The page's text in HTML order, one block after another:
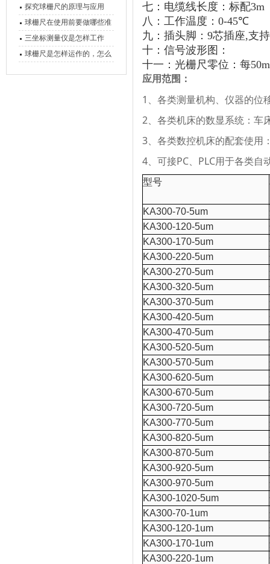
心能力
探究球栅尺的原理与应用
球栅尺在使用前要做哪些准
备工作？
三坐标测量仪是怎样工作
的，功能有什么优势？
球栅尺是怎样运作的，怎么
七：电缆线长度：标配3m
八：工作温度： 0-45℃
九：插头脚： 9芯插座,支持
十：信号波形图：
十一：光栅尺零位：每
应用范围：
1、各类测量机构、仪器的位
2、各类机床的数显系统：车
3、各类数控机床的配套使用
4、可接PC、PLC用于各类自
型号
KA300-70-5um
KA300-120-5um
KA300-170-5um
KA300-220-5um
KA300-270-5um
KA300-320-5um
KA300-370-5um
KA300-420-5um
KA300-470-5um
KA300-520-5um
KA300-570-5um
KA300-620-5um
KA300-670-5um
KA300-720-5um
KA300-770-5um
KA300-820-5um
KA300-870-5um
KA300-920-5um
KA300-970-5um
KA300-1020-5um
KA300-70-1um
KA300-120-1um
KA300-170-1um
KA300-220-1um